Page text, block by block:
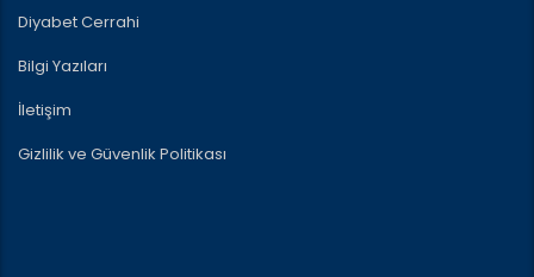
Diyabet Cerrahi
Bilgi Yazıları
İletişim
Gizlilik ve Güvenlik Politikası